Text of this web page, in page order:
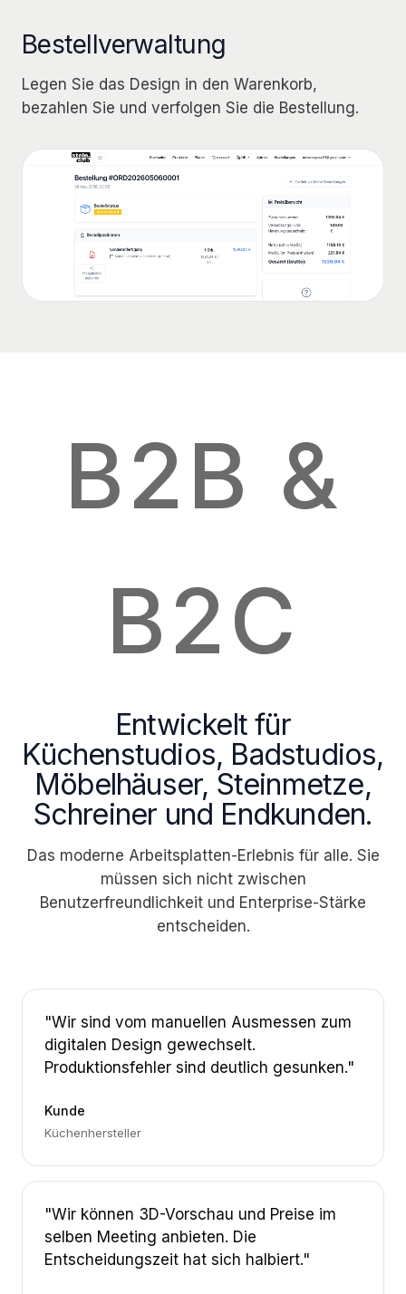
Bestellverwaltung
Legen Sie das Design in den Warenkorb,
bezahlen Sie und verfolgen Sie die Bestellung.
B2B &
B2C
Entwickelt für
Küchenstudios, Badstudios,
Möbelhäuser, Steinmetze,
Schreiner und Endkunden.
Das moderne Arbeitsplatten-Erlebnis für alle. Sie
müssen sich nicht zwischen
Benutzerfreundlichkeit und Enterprise-Stärke
entscheiden.
"Wir sind vom manuellen Ausmessen zum
digitalen Design gewechselt.
Produktionsfehler sind deutlich gesunken."
Kunde
Küchenhersteller
"Wir können 3D-Vorschau und Preise im
selben Meeting anbieten. Die
Entscheidungszeit hat sich halbiert."